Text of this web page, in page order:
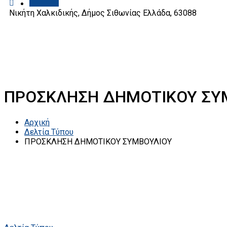
Νικήτη Χαλκιδικής, Δήμος Σιθωνίας Ελλάδα, 63088
ΠΡΟΣΚΛΗΣΗ ΔΗΜΟΤΙΚΟΥ
Αρχική
Δελτία Τύπου
ΠΡΟΣΚΛΗΣΗ ΔΗΜΟΤΙΚΟΥ ΣΥΜΒΟΥΛΙΟΥ